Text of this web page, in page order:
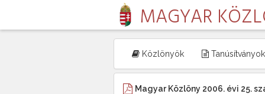
MAGYAR
Közlönyök Tanúsítványok
Magyar Közlöny 2006. évi 25.